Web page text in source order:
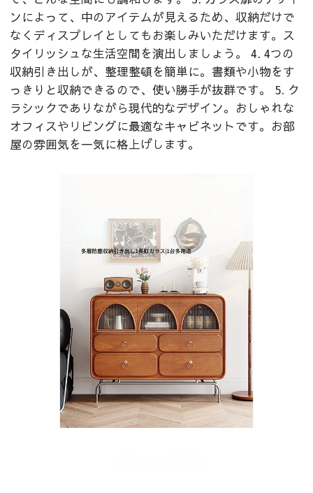
ンによって、中のアイテムが見えるため、収納だけで
なくディスプレイとしてもお楽しみいただけます。ス
タイリッシュな生活空間を演出しましょう。 4. 4つの
収納引き出しが、整理整頓を簡単に。書類や小物をす
っきりと収納できるので、使い勝手が抜群です。 5. ク
ラシックでありながら現代的なデザイン。おしゃれな
オフィスやリビングに最適なキャビネットです。お部
屋の雰囲気を一気に格上げします。